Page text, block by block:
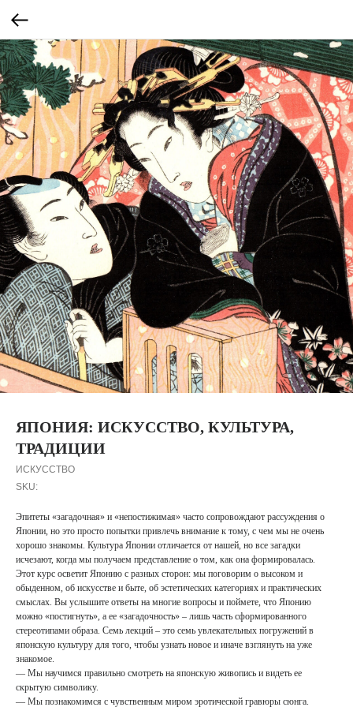
ЯПОНИЯ: ИСКУССТВО, КУЛЬТУРА,
ТРАДИЦИИ
ИСКУССТВО
SKU:
Эпитеты «загадочная» и «непостижимая» часто сопровождают рассуждения о
Японии, но это просто попытки привлечь внимание к тому, с чем мы не очень
хорошо знакомы. Культура Японии отличается от нашей, но все загадки
исчезают, когда мы получаем представление о том, как она формировалась.
Этот курс осветит Японию с разных сторон: мы поговорим о высоком и
обыденном, об искусстве и быте, об эстетических категориях и практических
смыслах. Вы услышите ответы на многие вопросы и поймете, что Японию
можно «постигнуть», а ее «загадочность» – лишь часть сформированного
стереотипами образа. Семь лекций – это семь увлекательных погружений в
японскую культуру для того, чтобы узнать новое и иначе взглянуть на уже
знакомое.
— Мы научимся правильно смотреть на японскую живопись и видеть ее
скрытую символику.
— Мы познакомимся с чувственным миром эротической гравюры сюнга.